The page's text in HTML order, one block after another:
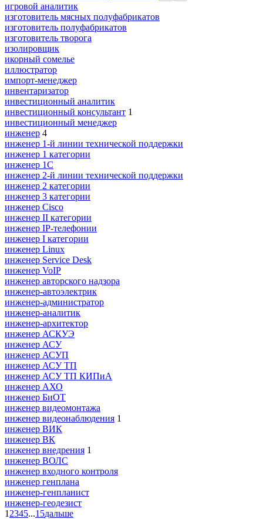
игровой аналитик
изготовитель мясных полуфабрикатов
изготовитель полуфабрикатов
изготовитель творога
изолировщик
икорный сомелье
иллюстратор
импорт-менеджер
инвентаризатор
инвестиционный аналитик
инвестиционный консультант 1
инвестиционный менеджер
инженер 4
инженер 1-й линии технической поддержки
инженер 1 категории
инженер 1С
инженер 2-й линии технической поддержки
инженер 2 категории
инженер 3 категории
инженер Cisco
инженер II категории
инженер IP-телефонии
инженер I категории
инженер Linux
инженер Service Desk
инженер VoIP
инженер авторского надзора
инженер-автоэлектрик
инженер-администратор
инженер-аналитик
инженер-архитектор
инженер АСКУЭ
инженер АСУ
инженер АСУП
инженер АСУ ТП
инженер АСУ ТП КИПиА
инженер АХО
инженер БиОТ
инженер видеомонтажа
инженер видеонаблюдения 1
инженер ВИК
инженер ВК
инженер внедрения 1
инженер ВОЛС
инженер входного контроля
инженер генплана
инженер-генпланист
инженер-геодезист
1 2345...15дальше